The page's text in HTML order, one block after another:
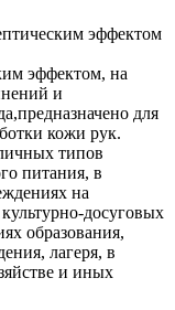
эффектом
эффектом, на
и
для
кожи рук.
типов
питания, в
на
досуговых
образования,
лагеря, в
и иных